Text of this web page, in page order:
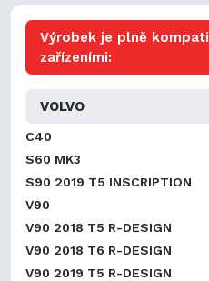
Výrobek je plně
zařízeními:
VOLVO
C40
S60 MK3
S90 2019 T5 INSCRIPTION
V90
V90 2018 T5 R-DESIGN
V90 2018 T6 R-DESIGN
V90 2019 T5 R-DESIGN